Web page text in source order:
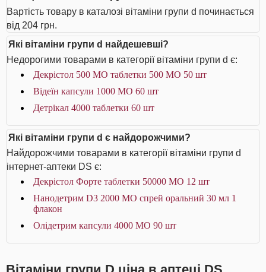
Вартість товару в каталозі вітаміни групи d починається
від 204 грн.
Які вітаміни групи d найдешевші?
Недорогими товарами в категорії вітаміни групи d є:
Декрістол 500 МО таблетки 500 МО 50 шт
Відеїн капсули 1000 МО 60 шт
Детрікал 4000 таблетки 60 шт
Які вітаміни групи d є найдорожчими?
Найдорожчими товарами в категорії вітаміни групи d
інтернет-аптеки DS є:
Декрістол Форте таблетки 50000 МО 12 шт
Нанодетрим D3 2000 МО спрей оральний 30 мл 1
флакон
Олідетрим капсули 4000 МО 90 шт